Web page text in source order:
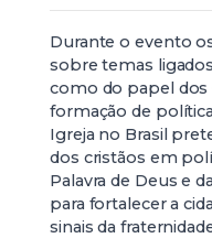
Durante o evento
sobre temas
como do papel dos
formação de
Igreja no Brasil
dos cristãos em
Palavra de Deus e
para fortalecer a
sinais da